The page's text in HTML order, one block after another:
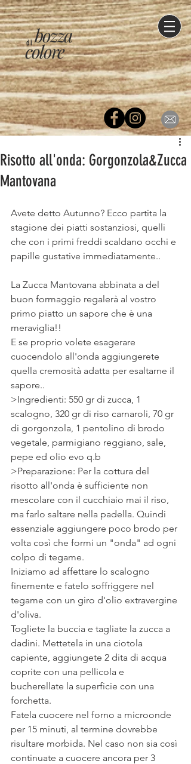
di
colore
bozza
Risotto all'onda: Gorgonzola&Zucca
Mantovana
Avete detto Autunno? Ecco partita la
stagione dei piatti sostanziosi, quelli
che con i primi freddi scaldano occhi e
papille gustative immediatamente..
La Zucca Mantovana abbinata a del
buon formaggio regalerà al vostro
primo piatto un sapore che è una
meraviglia!!
E se proprio volete esagerare
cuocendolo all'onda aggiungerete
quella cremosità adatta per esaltarne il
sapore..
>Ingredienti: 550 gr di zucca, 1
scalogno, 320 gr di riso carnaroli, 70 gr
di gorgonzola, 1 pentolino di brodo
vegetale, parmigiano reggiano, sale,
pepe ed olio evo q.b
>Preparazione: Per la cottura del
risotto all'onda è sufficiente non
mescolare con il cucchiaio mai il riso,
ma farlo saltare nella padella. Quindi
essenziale aggiungere poco brodo per
volta così che formi un "onda" ad ogni
colpo di tegame.
Iniziamo ad affettare lo scalogno
finemente e fatelo soffriggere nel
tegame con un giro d'olio extravergine
d'oliva.
Togliete la buccia e tagliate la zucca a
dadini. Mettetela in una ciotola
capiente, aggiungete 2 dita di acqua
coprite con una pellicola e
bucherellate la superficie con una
forchetta.
Fatela cuocere nel forno a microonde
per 15 minuti, al termine dovrebbe
risultare morbida. Nel caso non sia così
continuate a cuocere ancora per 3